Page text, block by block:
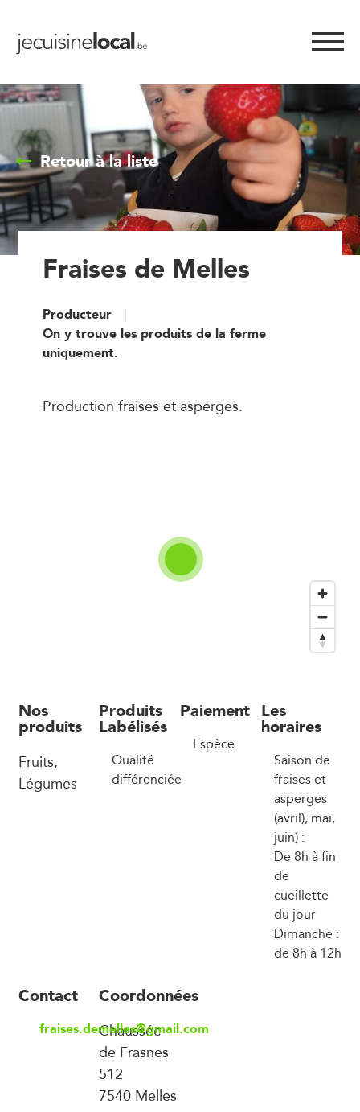
Retour à la liste
Fraises de Melles
Producteur
On y trouve les produits de la ferme
uniquement.
Production fraises et asperges.
Nos
produits
Fruits,
Légumes
Produits
Labélisés
Qualité
différenciée
Paiement
Espèce
Les
horaires
Saison de
fraises et
asperges
(avril), mai,
juin) :
De 8h à fin
de
cueillette
du jour
Dimanche :
de 8h à 12h
Contact
fraises.demelles@gmail.com
Coordonnées
Chaussée
de Frasnes
512
7540 Melles